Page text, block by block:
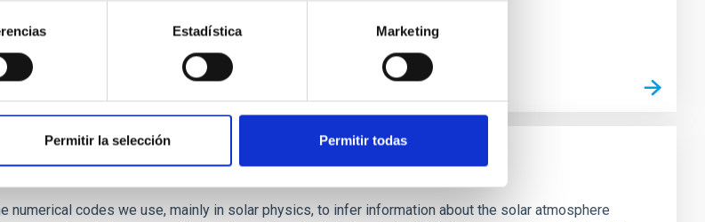
Estadística Marketing
Permitir la selección Permitir todas
Equation in Solar Physics
codes we use, mainly in solar physics, to infer information about the solar atmosphere